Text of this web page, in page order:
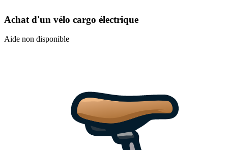
Achat d'un vélo cargo électrique
Aide non disponible